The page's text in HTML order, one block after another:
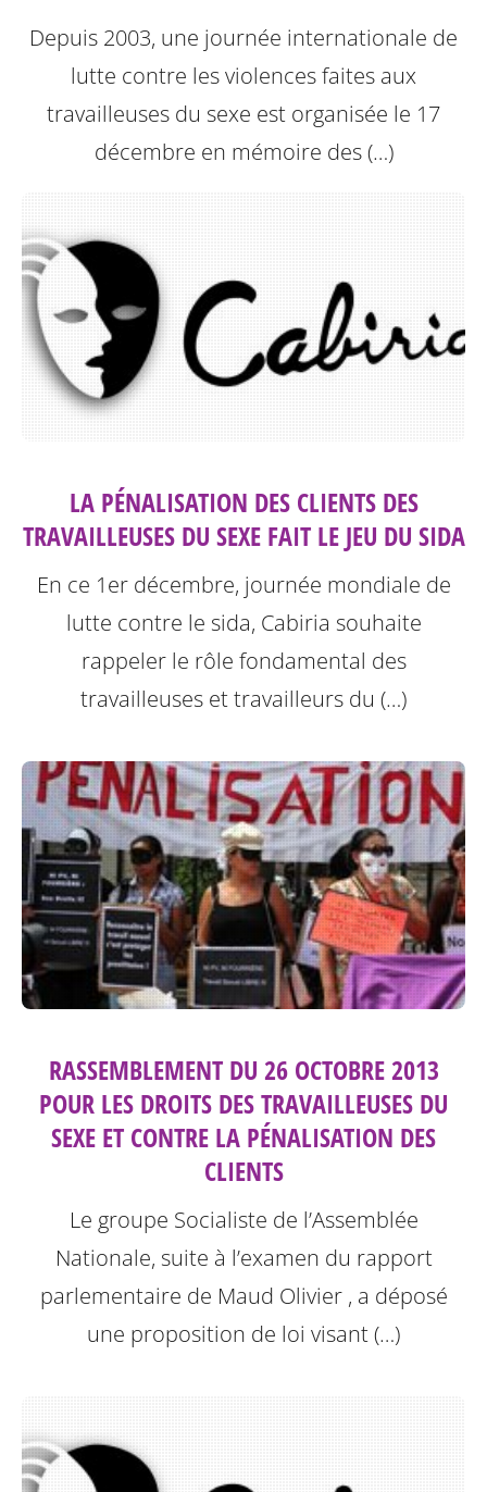
Depuis 2003, une journée internationale de
lutte contre les violences faites aux
travailleuses du sexe est organisée le 17
décembre en mémoire des (…)
LA PÉNALISATION DES CLIENTS DES
TRAVAILLEUSES DU SEXE FAIT LE JEU DU SIDA
En ce 1er décembre, journée mondiale de
lutte contre le sida, Cabiria souhaite
rappeler le rôle fondamental des
travailleuses et travailleurs du (…)
RASSEMBLEMENT DU 26 OCTOBRE 2013
POUR LES DROITS DES TRAVAILLEUSES DU
SEXE ET CONTRE LA PÉNALISATION DES
CLIENTS
Le groupe Socialiste de l’Assemblée
Nationale, suite à l’examen du rapport
parlementaire de Maud Olivier , a déposé
une proposition de loi visant (…)